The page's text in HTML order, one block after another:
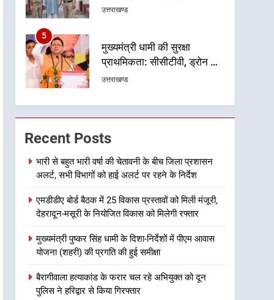
हरिद्वार से किया गिरफ्तार
उत्तराखण्ड
5
मुख्यमंत्री धामी की सुरक्षा
प्राथमिकता: सीसीटीवी, ड्रोन और
स्वास्थ्य सेवाओं के बीच शिवभक्तों
उत्तराखण्ड
6
एसआईआर प्रक्रिया की निगरानी
के लिए प्रदेश कांग्रेस मुख्यालय में
कंट्रोल रूम का शुभारंभ
7
एक्शन, ब्लैक स्पॉट होंगे सुरक्षित, हर
माह होगी प्रगति समीक्षा
उत्तराखण्ड
8
महाराज की राजस्थान के
मुख्यमंत्री से शिष्टाचार भेंट पर्यटन
और सांस्कृतिक गतिविधियों के
उत्तराखण्ड
Recent Posts
भारी से बहुत भारी वर्षा की चेतावनी के बीच जिला प्रशासन
अलर्ट, सभी विभागों को हाई अलर्ट पर रहने के निर्देश
एमडीडीए बोर्ड बैठक में 25 विकास प्रस्तावों को मिली मंजूरी,
देहरादून-मसूरी के नियोजित विकास को मिलेगी रफ्तार
मुख्यमंत्री पुष्कर सिंह धामी के दिशा-निर्देशों में पीएम आवास
योजना (शहरी) की प्रगति की हुई समीक्षा
बैरागीवाला हत्याकांड के फरार चल रहे अभियुक्त को दून
पुलिस ने हरिद्वार से किया गिरफ्तार